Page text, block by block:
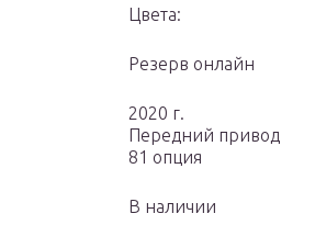
Цвета:
Резерв онлайн
2020 г.
Передний привод
81 опция
В наличии